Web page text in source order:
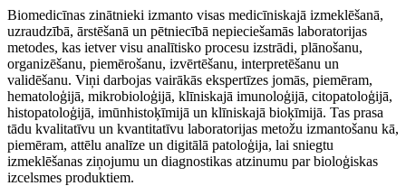
Biomedicīnas zinātnieki izmanto visas medicīniskajā izmeklēšanā,
uzraudzībā, ārstēšanā un pētniecībā nepieciešamās laboratorijas
metodes, kas ietver visu analītisko procesu izstrādi, plānošanu,
organizēšanu, piemērošanu, izvērtēšanu, interpretēšanu un
validēšanu. Viņi darbojas vairākās ekspertīzes jomās, piemēram,
hematoloģijā, mikrobioloģijā, klīniskajā imunoloģijā, citopatoloģijā,
histopatoloģijā, imūnhistoķīmijā un klīniskajā bioķīmijā. Tas prasa
tādu kvalitatīvu un kvantitatīvu laboratorijas metožu izmantošanu kā,
piemēram, attēlu analīze un digitālā patoloģija, lai sniegtu
izmeklēšanas ziņojumu un diagnostikas atzinumu par bioloģiskas
izcelsmes produktiem.